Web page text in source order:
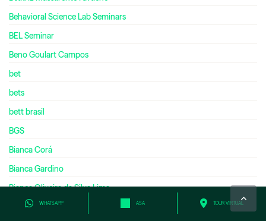
WHATSAPP ASA TOUR VIRTUAL
Behavioral Science Lab Seminars
BEL Seminar
Beno Goulart Campos
bet
bets
bett brasil
BGS
Bianca Corá
Bianca Gardino
Bianca Oliveira da Silva Lima
Bianca Talarini Tresca